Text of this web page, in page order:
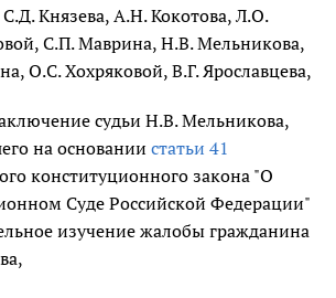
Князева, А.Н. Кокотова, Л.О.
С.П. Маврина, Н.В. Мельникова,
О.С. Хохряковой, В.Г. Ярославцева,
судьи Н.В. Мельникова,
на основании статьи 41
конституционного закона "О
Суде Российской Федерации"
изучение жалобы гражданина